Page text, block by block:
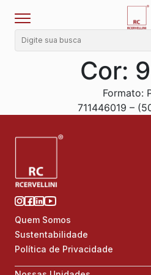
Cor:
Formato:
711446019 –
Quem Somos
Sustentabilidade
Política de Privacidade